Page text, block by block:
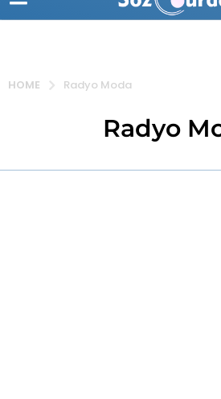
HOME Radyo Moda
Radyo